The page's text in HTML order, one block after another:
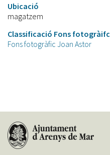
Ubicació
magatzem
Classificació Fons fotogràifc
Fons fotogràfic Joan Astor